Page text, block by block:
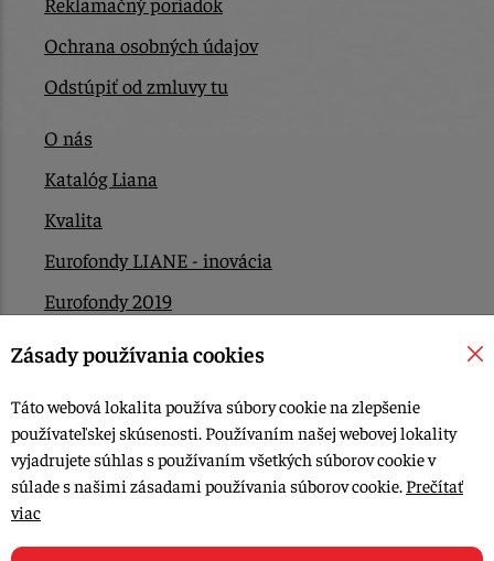
Ochrana osobných údajov
Odstúpiť od zmluvy tu
O nás
Katalóg Liana
Kvalita
Eurofondy LIANE - inovácia
Eurofondy 2019
Eurofondy 2022/2023
Kontakt
© 2015-2026, LIANA GOLIAŠ s.r.o. všetky práva vyhradené.
Upraviť nastavenia Cookies
Zásady používania cookies
Táto webová lokalita používa súbory cookie na zlepšenie
používateľskej skúsenosti. Používaním našej webovej lokality
vyjadrujete súhlas s používaním všetkých súborov cookie v
súlade s našimi zásadami používania súborov cookie. Prečítať
viac